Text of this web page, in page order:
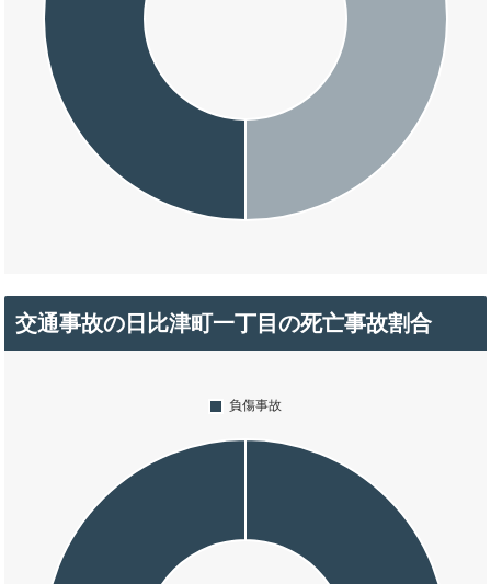
交通事故の日比津町一丁目の死亡事故割合